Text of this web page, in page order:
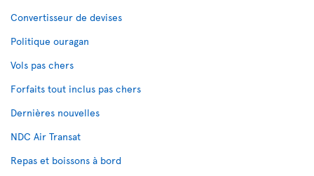
Convertisseur de devises
Politique ouragan
Vols pas chers
Forfaits tout inclus pas chers
Dernières nouvelles
NDC Air Transat
Repas et boissons à bord